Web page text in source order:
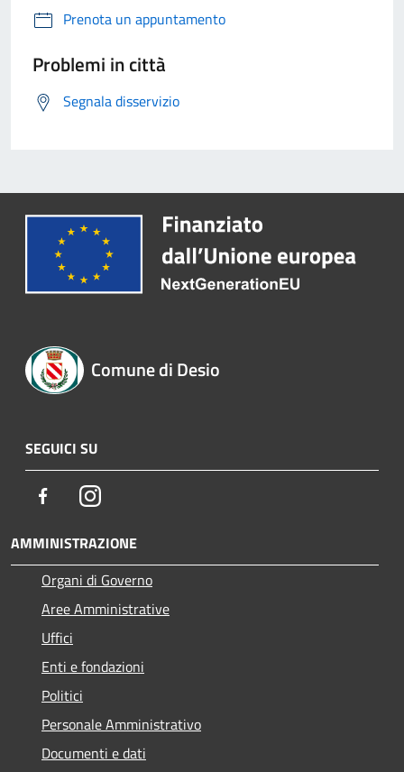
Prenota un appuntamento
Problemi in città
Segnala disservizio
Comune di Desio
SEGUICI SU
FacebookInstagram
AMMINISTRAZIONE
Organi di Governo
Aree Amministrative
Uffici
Enti e fondazioni
Politici
Personale Amministrativo
Documenti e dati